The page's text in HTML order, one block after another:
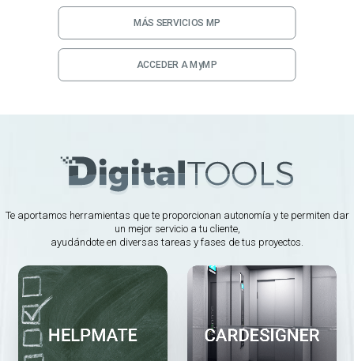
MÁS SERVICIOS MP
ACCEDER A MyMP
Te aportamos herramientas que te proporcionan autonomía y te permiten dar
un mejor servicio a tu cliente,
ayudándote en diversas tareas y fases de tus proyectos.